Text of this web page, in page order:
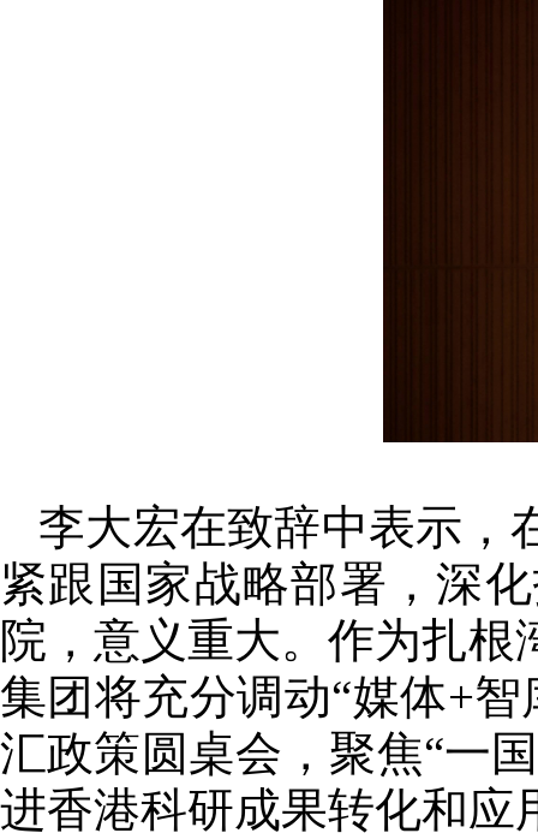
李大宏在致辞中表示，
紧跟国家战略部署，深
院，意义重大。作为扎
集团将充分调动“媒体+
汇政策圆桌会，聚焦“一
进香港科研成果转化和应